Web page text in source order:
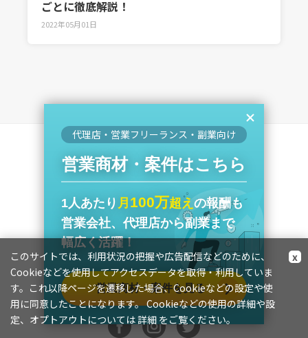
ごとに徹底解説！
2022年05月01日
代理店・営業フリーランス・副業向け
営業商材・案件はこちら
1人あたり 月 100万超え の報酬も
営業会社、代理店から副業まで
幅広く活躍！
営業商材・案件を見る
お役立ち情報
会員限定サービス
運営会社
プライバシーポリシー
利用規約
特定商取引法に基づく表記
お問い合わせ
このサイトでは、利用状況の把握や広告配信などのために、
Cookieなどを使用してアクセスデータを取得・利用していま
す。これ以降ページを遷移した場合、Cookieなどの設定や使
用に同意したことになります。 Cookieなどの使用の詳細や設
定、オプトアウトについては詳細
x
をご覧ください。